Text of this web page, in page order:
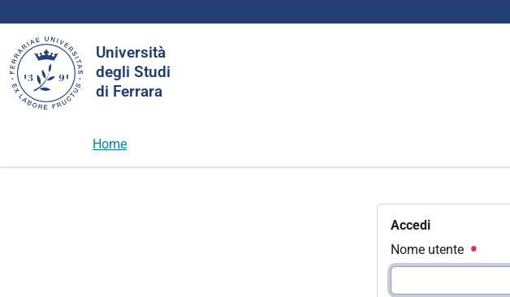
Università
degli Studi
di Ferrara
nel
sito
Home
Accedi
Nome utente